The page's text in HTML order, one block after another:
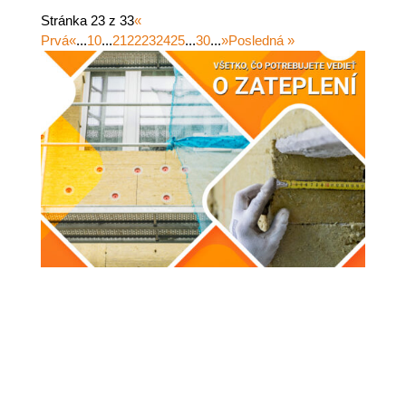
Stránka 23 z 33«
Prvá«...10...2122232425...30...»Posledná »